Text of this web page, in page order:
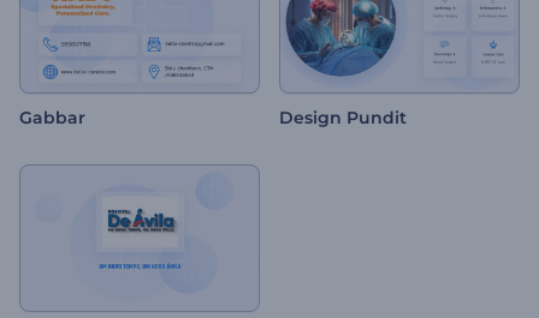
Gabbar Design Pundit